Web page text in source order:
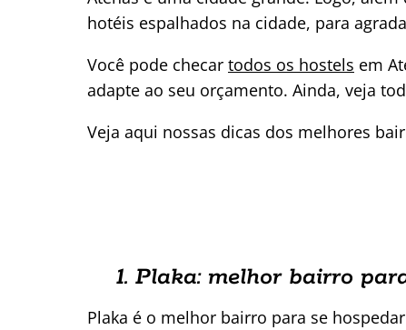
hotéis espalhados na cidade, para
Você pode checar todos os hostels em
adapte ao seu orçamento. Ainda, veja
Veja aqui nossas dicas dos melhores
1. Plaka: melhor bairro
Plaka é o melhor bairro para se